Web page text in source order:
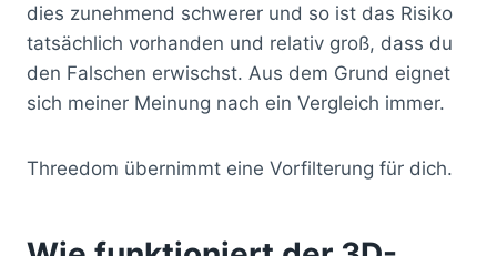
dies zunehmend schwerer und so ist das Risiko
tatsächlich vorhanden und relativ groß, dass du
den Falschen erwischst. Aus dem Grund eignet
sich meiner Meinung nach ein Vergleich immer.
Threedom übernimmt eine Vorfilterung für dich.